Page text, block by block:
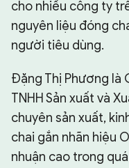
cho nhiều công ty
nguyên liệu đóng
người tiêu dùng.
Đặng Thị Phương là
TNHH Sản xuất và
chuyên sản xuất,
chai gắn nhãn hiệu
nhuận cao trong